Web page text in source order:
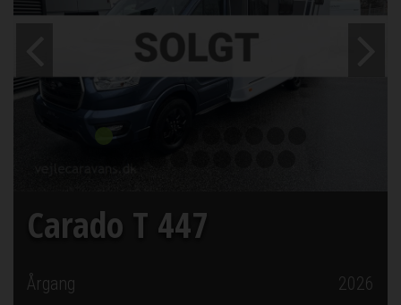
Carado T 447
Årgang
2026